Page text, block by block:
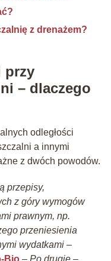
z drenażem?
przy
– dlaczego
odległości
a innymi
z dwóch powodów.
przepisy,
z góry wymogów
prawnym, np.
przeniesienia
wydatkami –